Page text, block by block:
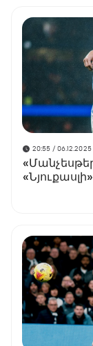
20:55 / 06.12.2025